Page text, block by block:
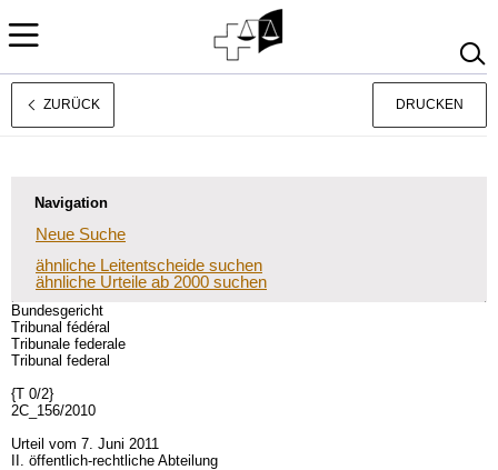
Français
ZURÜCK DRUCKEN
Navigation
Neue Suche
ähnliche Leitentscheide suchen
ähnliche Urteile ab 2000 suchen
Bundesgericht
Tribunal fédéral
Tribunale federale
Tribunal federal
{T 0/2}
2C_156/2010
Urteil vom 7. Juni 2011
II. öffentlich-rechtliche Abteilung